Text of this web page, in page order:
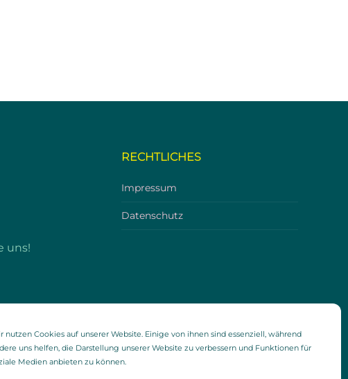
nutzen Cookies auf unserer Website. Einige von ihnen sind essenziell, während
uns helfen, die Darstellung unserer Website zu verbessern und Funktionen für
Medien anbieten zu können.
uns!
RECHTLICHES
Impressum
Datenschutz